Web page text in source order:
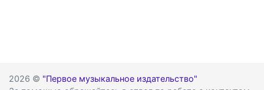
2026 © "Первое музыкальное издательство"